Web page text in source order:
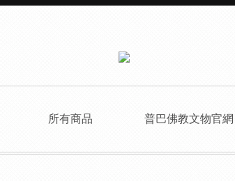
所有商品 普巴佛教文物官網